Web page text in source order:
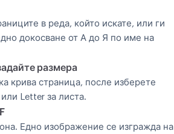
в реда, който искате, или ги
докосване от А до Я по име на
размера
крива страница, после изберете
Letter за листа.
Едно изображение се изгражда на